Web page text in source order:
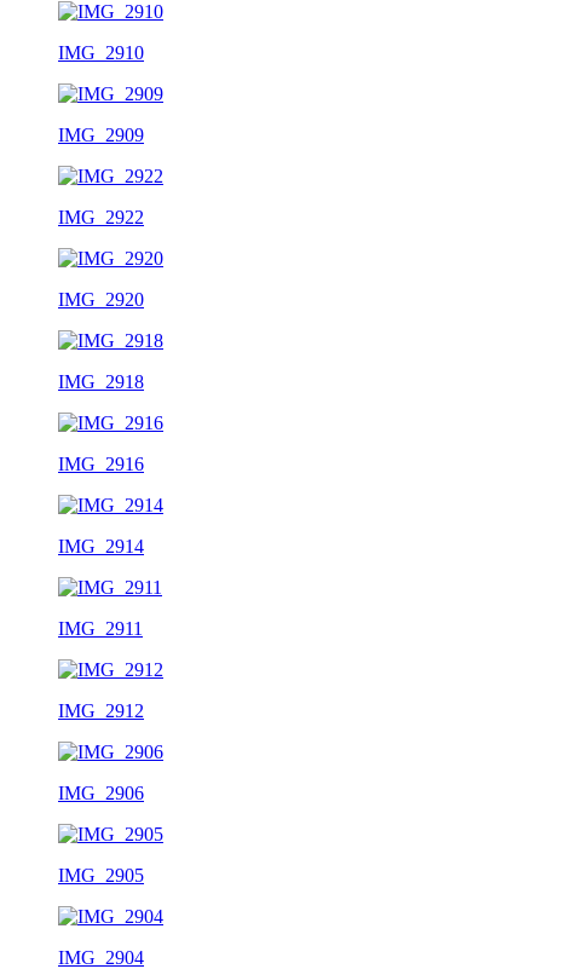
IMG_2910
IMG_2909
IMG_2922
IMG_2920
IMG_2918
IMG_2916
IMG_2914
IMG_2911
IMG_2912
IMG_2906
IMG_2905
IMG_2904